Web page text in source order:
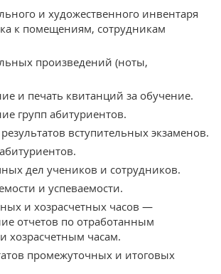
и художественного инвентаря
к помещениям, сотрудникам
произведений (ноты,
и печать квитанций за обучение.
групп абитуриентов.
вступительных экзаменов.
дел учеников и сотрудников.
и успеваемости.
и хозрасчетных часов —
отчетов по отработанным
хозрасчетным часам.
промежуточных и итоговых